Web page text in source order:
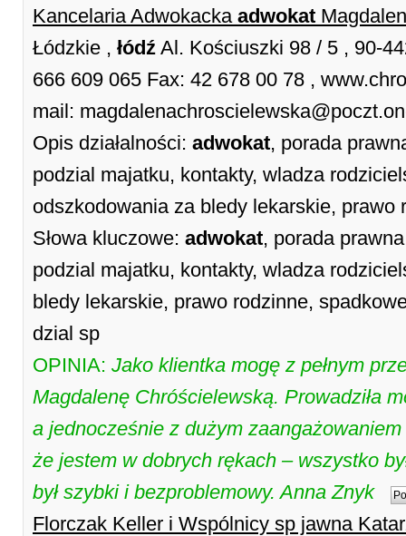
Kancelaria Adwokacka adwokat
Łódzkie , łódź Al. Kościuszki 98 / 5 , 90-
666 609 065 Fax: 42 678 00 78 ,
mail:
Opis działalności: adwokat, porada
podzial majatku, kontakty, wladza
odszkodowania za bledy lekarskie, prawo
Słowa kluczowe: adwokat, porada
podzial majatku, kontakty, wladza
bledy lekarskie, prawo rodzinne,
dzial sp
OPINIA: Jako klientka mogę z pełnym
Magdalenę Chróścielewską. Prowadziła
a jednocześnie z dużym
że jestem w dobrych rękach – wszystko
był szybki i bezproblemowy. Anna Znyk
Florczak Keller i Wspólnicy sp jawna